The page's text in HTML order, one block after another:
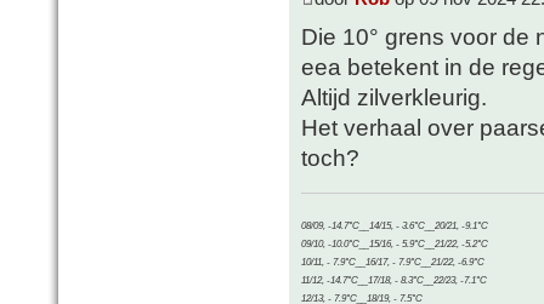
Die 10° grens voor de
eea betekent in de
Altijd zilverkleurig.
Het verhaal over
toch?
08/09, -14.7°C__14/15, - 3.6°C__20/21, -9.1°C
09/10, -10.0°C__15/16, - 5.9°C__21/22, -5.2°C
10/11, - 7.9°C__16/17, - 7.9°C__21/22, -6.9°C
11/12, -14.7°C__17/18, - 8.3°C__22/23, -7.1°C
12/13, - 7.9°C__18/19, - 7.5°C